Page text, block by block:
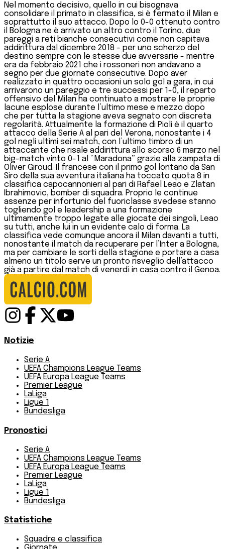
Nel momento decisivo, quello in cui bisognava
consolidare il primato in classifica, si è fermato il Milan e
soprattutto il suo attacco. Dopo lo 0-0 ottenuto contro
il Bologna ne è arrivato un altro contro il Torino, due
pareggi a reti bianche consecutivi come non capitava
addirittura dal dicembre 2018 - per uno scherzo del
destino sempre con le stesse due avversarie - mentre
era da febbraio 2021 che i rossoneri non andavano a
segno per due giornate consecutive. Dopo aver
realizzato in quattro occasioni un solo gol a gara, in cui
arrivarono un pareggio e tre successi per 1-0, il reparto
offensivo del Milan ha continuato a mostrare le proprie
lacune esplose durante l’ultimo mese e mezzo dopo
che per tutta la stagione aveva segnato con discreta
regolarità. Attualmente la formazione di Pioli è il quarto
attacco della Serie A al pari del Verona, nonostante i 4
gol negli ultimi sei match, con l’ultimo timbro di un
attaccante che risale addirittura allo scorso 6 marzo nel
big-match vinto 0-1 al “Maradona” grazie alla zampata di
Oliver Giroud. Il francese con il primo gol lontano da San
Siro della sua avventura italiana ha toccato quota 8 in
classifica capocannonieri al pari di Rafael Leao e Zlatan
Ibrahimovic, bomber di squadra. Proprio le continue
assenze per infortunio del fuoriclasse svedese stanno
togliendo gol e leadership a una formazione
ultimamente troppo legate alle giocate dei singoli, Leao
su tutti, anche lui in un evidente calo di forma. La
classifica vede comunque ancora il Milan davanti a tutti,
nonostante il match da recuperare per l’Inter a Bologna,
ma per cambiare le sorti della stagione e portare a casa
almeno un titolo serve un pronto risveglio dell’attacco
già a partire dal match di venerdì in casa contro il Genoa.
Notizie
Serie A
UEFA Champions League Teams
UEFA Europa League Teams
Premier League
LaLiga
Ligue 1
Bundesliga
Pronostici
Serie A
UEFA Champions League Teams
UEFA Europa League Teams
Premier League
LaLiga
Ligue 1
Bundesliga
Statistiche
Squadre e classifica